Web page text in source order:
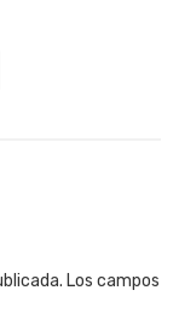
Los campos